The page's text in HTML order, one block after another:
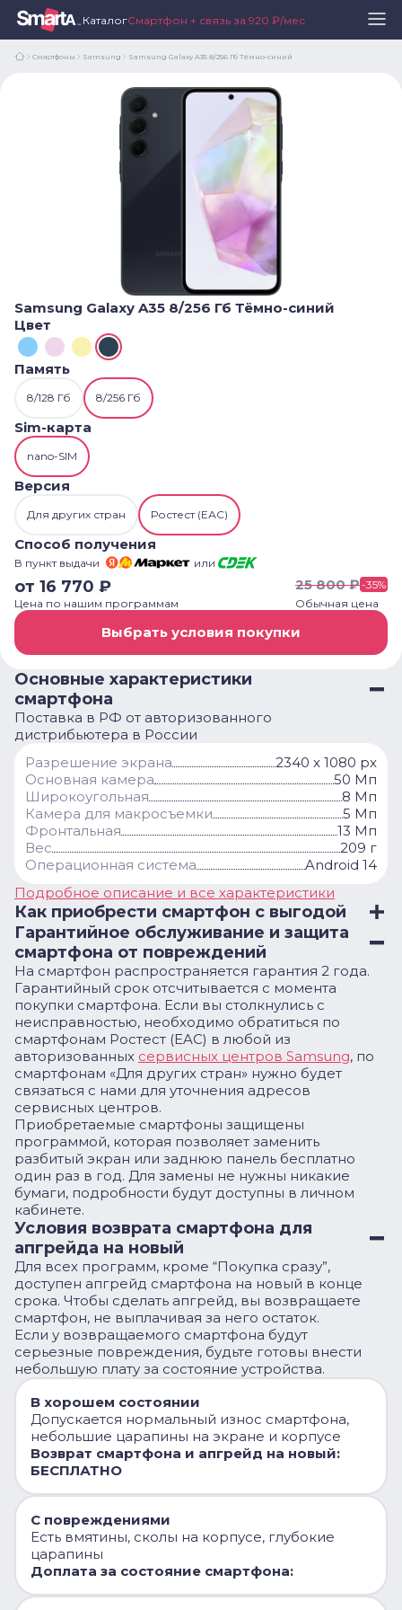
КаталогСмартфон + связь за 920 ₽/мес
Смартфоны Samsung Samsung Galaxy A35 8/256 Гб Тёмно-синий
Samsung Galaxy A35 8/256 Гб Тёмно-синий
Цвет
Память
8/128 Гб 8/256 Гб
Sim-карта
nano-SIM
Версия
Для других стран Ростест (ЕАС)
Способ получения
В пункт выдачи или
от 16 770 ₽
Цена по нашим программам
25 800₽-35%
Обычная цена
Выбрать условия покупки
Основные характеристики
смартфона
Поставка в РФ от авторизованного
дистрибьютера в России
Разрешение экрана
2340 x 1080 px
Основная камера
50 Мп
Широкоугольная
8 Мп
Камера для макросъемки
5 Мп
Фронтальная
13 Мп
Вес
209 г
Операционная система
Android 14
Подробное описание и все характеристики
Как приобрести смартфон с выгодой
Гарантийное обслуживание и защита
смартфона от повреждений
На смартфон распространяется гарантия 2 года.
Гарантийный срок отсчитывается с момента
покупки смартфона. Если вы столкнулись с
неисправностью, необходимо обратиться по
смартфонам Ростест (EAC) в любой из
авторизованных сервисных центров Samsung, по
смартфонам «Для других стран» нужно будет
связаться с нами для уточнения адресов
сервисных центров.
Приобретаемые смартфоны защищены
программой, которая позволяет заменить
разбитый экран или заднюю панель бесплатно
один раз в год. Для замены не нужны никакие
бумаги, подробности будут доступны в личном
кабинете.
Условия возврата смартфона для
апгрейда на новый
Для всех программ, кроме “Покупка сразу”,
доступен апгрейд смартфона на новый в конце
срока. Чтобы сделать апгрейд, вы возвращаете
смартфон, не выплачивая за него остаток.
Если у возвращаемого смартфона будут
серьезные повреждения, будьте готовы внести
небольшую плату за состояние устройства.
В хорошем состоянии
Допускается нормальный износ смартфона,
небольшие царапины на экране и корпусе
Возврат смартфона и апгрейд на новый:
БЕСПЛАТНО
С повреждениями
Есть вмятины, сколы на корпусе, глубокие
царапины
Доплата за состояние смартфона: